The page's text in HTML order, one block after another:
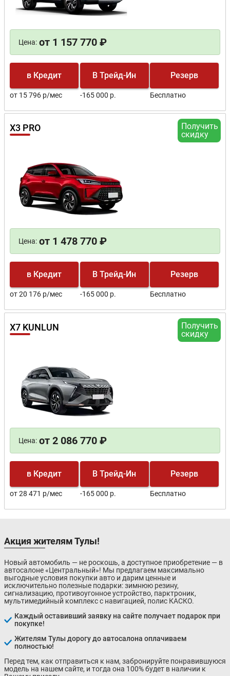
Цена: от 1 157 770 ₽
в Кредит
от 15 796 р/мес
В Трейд-Ин
-165 000 р.
Резерв
Бесплатно
Получить
скидку
X3 PRO
Цена: от 1 478 770 ₽
в Кредит
от 20 176 р/мес
В Трейд-Ин
-165 000 р.
Резерв
Бесплатно
Получить
скидку
X7 KUNLUN
Цена: от 2 086 770 ₽
в Кредит
от 28 471 р/мес
В Трейд-Ин
-165 000 р.
Резерв
Бесплатно
Акция жителям Тулы!
Новый автомобиль — не роскошь, а доступное приобретение — в
автосалоне «Центральный»! Мы предлагаем максимально
выгодные условия покупки авто и дарим ценные и
исключительно полезные подарки: зимнюю резину,
сигнализацию, противоугонное устройство, парктроник,
мультимедийный комплекс с навигацией, полис КАСКО.
Каждый оставивший заявку на сайте получает подарок при
покупке!
Жителям Тулы дорогу до автосалона оплачиваем
полностью!
Перед тем, как отправиться к нам, забронируйте понравившуюся
модель на нашем сайте, и тогда она 100% будет в наличии к